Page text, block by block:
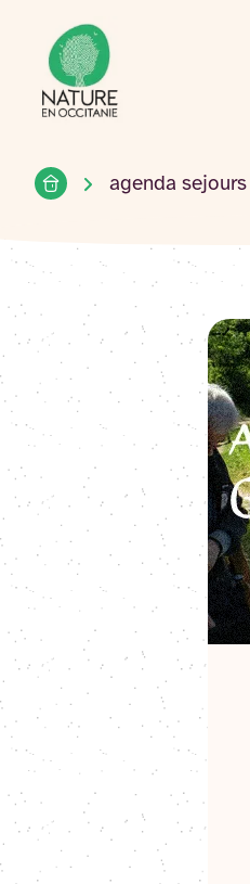
Accéder
au
contenu
Accueil du site
Accueilagenda sejours